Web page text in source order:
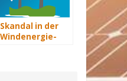
Skandal in der
Windenergie-